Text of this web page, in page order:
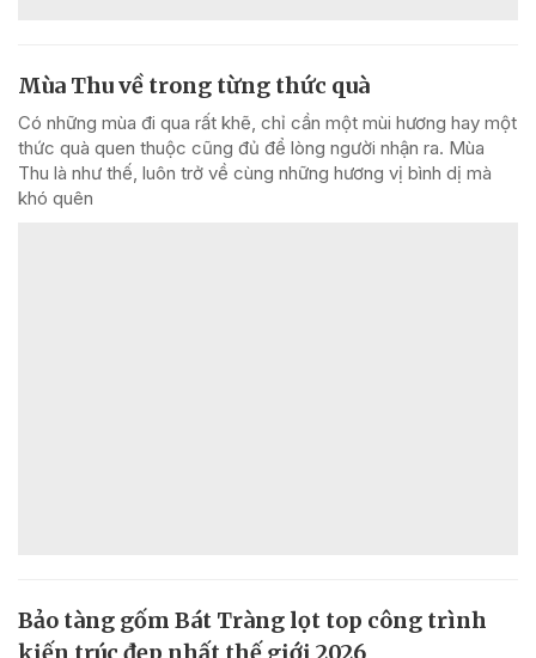
Mùa Thu về trong từng thức quà
Có những mùa đi qua rất khẽ, chỉ cần một mùi hương hay một
thức quà quen thuộc cũng đủ để lòng người nhận ra. Mùa
Thu là như thế, luôn trở về cùng những hương vị bình dị mà
khó quên
Bảo tàng gốm Bát Tràng lọt top công trình